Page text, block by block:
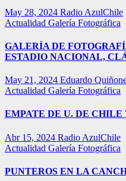
May 28, 2024 Radio AzulChile
Actualidad Galería Fotográfica
GALERÍA DE
ESTADIO NACIONAL,
May 21, 2024 Eduardo
Actualidad Galería Fotográfica
EMPATE DE U. DE CHILE
Abr 15, 2024 Radio AzulChile
Actualidad Galería Fotográfica
PUNTEROS EN LA